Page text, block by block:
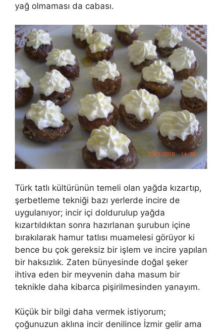
yağ olmaması da cabası.
Türk tatlı kültürünün temeli olan yağda kızartıp,
şerbetleme tekniği bazı yerlerde incire de
uygulanıyor; incir içi doldurulup yağda
kızartıldıktan sonra hazırlanan şurubun içine
bırakılarak hamur tatlısı muamelesi görüyor ki
bence bu çok gereksiz bir işlem ve incire yapılan
bir haksızlık. Zaten bünyesinde doğal şeker
ihtiva eden bir meyvenin daha masum bir
teknikle daha kibarca pişirilmesinden yanayım.
Küçük bir bilgi daha vermek istiyorum;
çoğunuzun aklına incir denilince İzmir gelir ama